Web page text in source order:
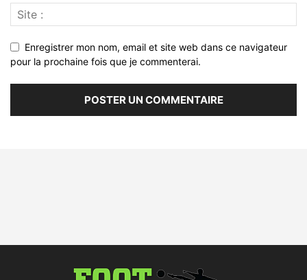
Enregistrer mon nom, email et site web dans ce navigateur
pour la prochaine fois que je commenterai.